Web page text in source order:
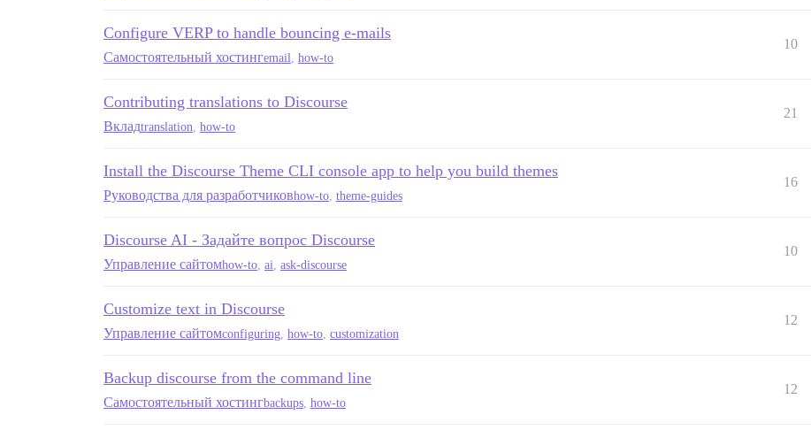
Configure VERP to handle bouncing e-mails
Самостоятельный хостингemail how-to
10
Contributing translations to Discourse
Вкладtranslation how-to
21
Install the Discourse Theme CLI console app to help you build themes
Руководства для разработчиковhow-to theme-guides
16
Discourse AI - Задайте вопрос Discourse
Управление сайтомhow-to ai ask-discourse
10
Customize text in Discourse
Управление сайтомconfiguring how-to customization
12
Backup discourse from the command line
Самостоятельный хостингbackups how-to
12